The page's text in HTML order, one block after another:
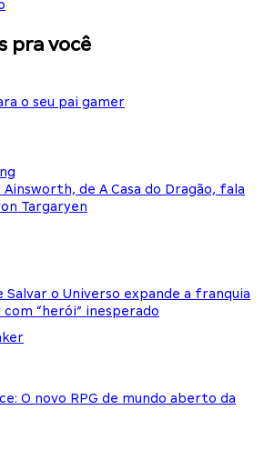
pra você
o seu pai gamer
de A Casa do Dragão, fala
Targaryen
Salvar o Universo expande a franquia
“herói” inesperado
O novo RPG de mundo aberto da